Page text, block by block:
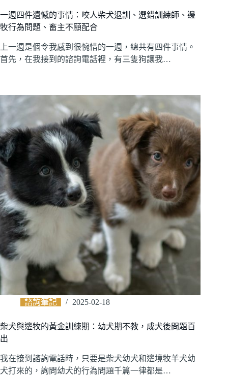
一週四件遺憾的事情：咬人柴犬退訓、選錯訓練師、邊
牧行為問題、畜主不願配合
上一週是個令我感到很惋惜的一週，總共有四件事情。
首先，在我接到的諮詢電話裡，有三隻狗讓我…
諮詢筆記 2025-02-18
柴犬與邊牧的黃金訓練期：幼犬期不教，成犬後問題百
出
我在接到諮詢電話時，只要是柴犬幼犬和邊境牧羊犬幼
犬打來的，詢問幼犬的行為問題千篇一律都是…